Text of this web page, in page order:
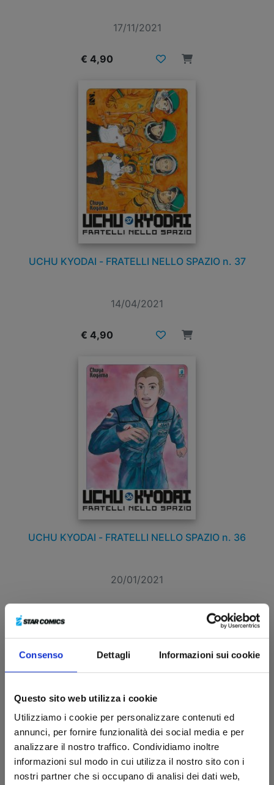
Consenso Dettagli Informazioni sui cookie
Questo sito web utilizza i cookie
Utilizziamo i cookie per personalizzare contenuti ed
annunci, per fornire funzionalità dei social media e per
analizzare il nostro traffico. Condividiamo inoltre
informazioni sul modo in cui utilizza il nostro sito con i
nostri partner che si occupano di analisi dei dati web,
17/11/2021
€ 4,90
UCHU KYODAI - FRATELLI NELLO SPAZIO n. 37
14/04/2021
€ 4,90
UCHU KYODAI - FRATELLI NELLO SPAZIO n. 36
20/01/2021